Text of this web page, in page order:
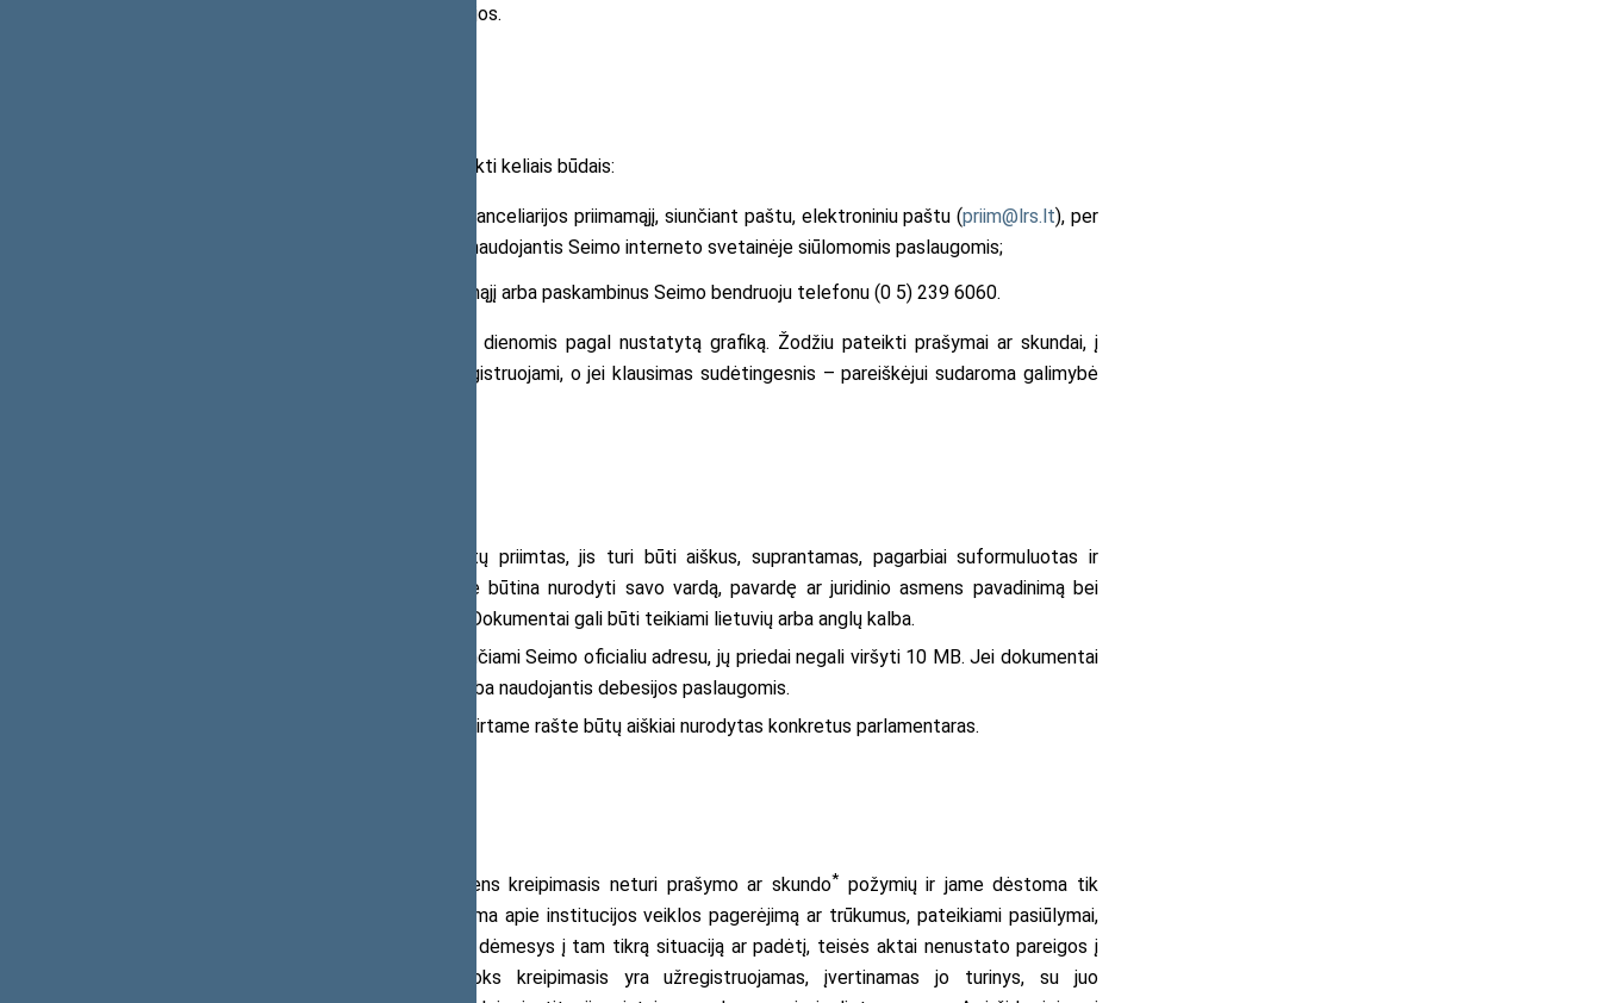
institucijos bei tarptautinės organizacijos.
Prašymą ar skundą galima pateikti keliais būdais:
raštu – atvykus į Seimo kanceliarijos priimamąjį, siunčiant paštu, elektroniniu paštu (priim@lrs.lt), per
e. pristatymo sistemą ar naudojantis Seimo interneto svetainėje siūlomomis paslaugomis;
žodžiu – atvykus į priimamąjį arba paskambinus Seimo bendruoju telefonu (0 5) 239 6060.
Seimo priimamasis dirba darbo dienomis pagal nustatytą grafiką. Žodžiu pateikti prašymai ar skundai, į
kuriuos galima atsakyti iš karto, neregistruojami, o jei klausimas sudėtingesnis – pareiškėjui sudaroma galimybė
Kad prašymas ar skundas būtų priimtas, jis turi būti aiškus, suprantamas, pagarbiai suformuluotas ir
pasirašytas. Rašytiniuose kreipimuose būtina nurodyti savo vardą, pavardę ar juridinio asmens pavadinimą bei
kodą, taip pat kontaktinę informaciją. Dokumentai gali būti teikiami lietuvių arba anglų kalba.
Elektroniniai laiškai turi būti siunčiami Seimo oficialiu adresu, jų priedai negali viršyti 10 MB. Jei dokumentai
didesni, jie gali būti siunčiami dalimis arba naudojantis debesijos paslaugomis.
Svarbu ir tai, kad Seimo nariui skirtame rašte būtų aiškiai nurodytas konkretus parlamentaras.
smens kreipimasis neturi prašymo ar skundo*požymiųir jame dėstoma tik
nuomonė tam tikru klausimu, pranešama apie institucijos veiklos pagerėjimą ar trūkumus, pateikiami pasiūlymai,
kaip pagerinti jos veiklą, atkreipiamas dėmesys į tam tikrą situaciją ar padėtį, teisės aktai nenustato pareigos į
tokį kreipimąsi būtinai atsakyti. Toks kreipimasis yra užregistruojamas, įvertinamas jo turinys, su juo